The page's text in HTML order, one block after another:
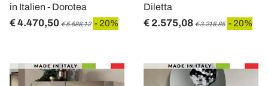
in Italien - Dorotea
€ 4.470,50 € 5.588,12 - 20%
Diletta
€ 2.575,08 € 3.218,85 - 20%